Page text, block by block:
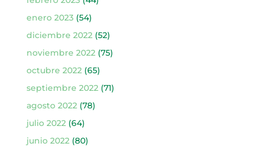
enero 2023(54)
diciembre 2022(52)
noviembre 2022(75)
octubre 2022(65)
septiembre 2022(71)
agosto 2022(78)
julio 2022(64)
junio 2022(80)